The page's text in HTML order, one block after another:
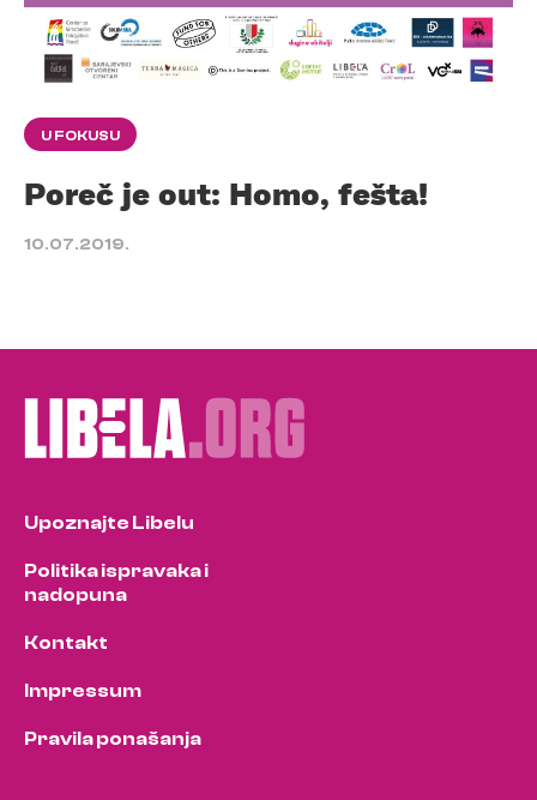
U FOKUSU
Poreč je out: Homo, fešta!
10.07.2019.
Upoznajte Libelu
Politika ispravaka i
nadopuna
Kontakt
Impressum
Pravila ponašanja